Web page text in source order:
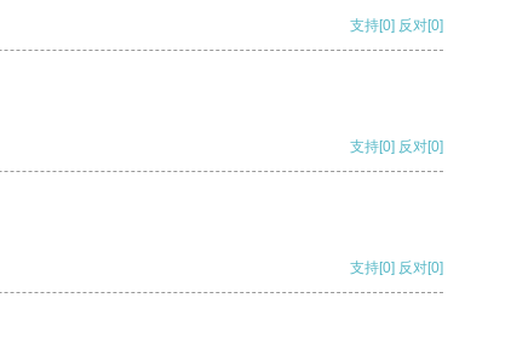
支持[0] 反对[0]
支持[0] 反对[0]
支持[0] 反对[0]